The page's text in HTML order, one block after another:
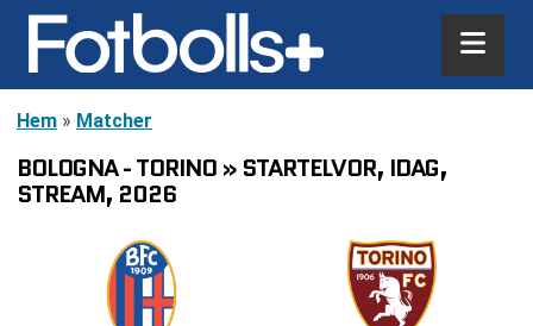
Hem » Matcher
BOLOGNA - TORINO » STARTELVOR, IDAG,
STREAM, 2026